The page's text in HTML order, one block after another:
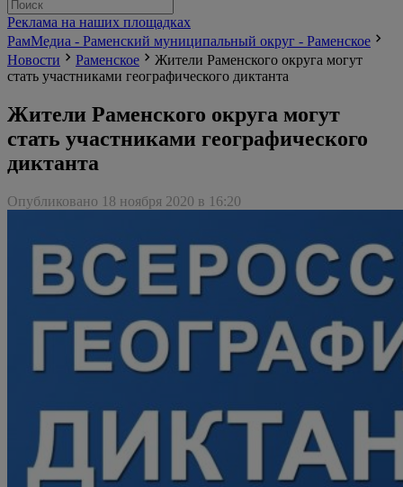
Реклама на наших площадках
РамМедиа - Раменский муниципальный округ - Раменское
Новости
Раменское
Жители Раменского округа могут
стать участниками географического диктанта
Жители Раменского округа могут
стать участниками географического
диктанта
Опубликовано 18 ноября 2020 в 16:20